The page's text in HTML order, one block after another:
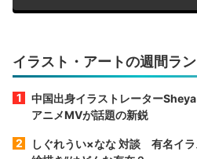
イラスト・アートの週間ラ
中国出身イラストレーター
アニメMVが話題の新鋭
しぐれうい×なな 対談 有名イラ